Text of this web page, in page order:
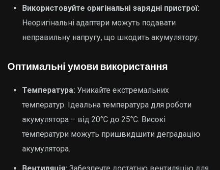
Використовуйте оригінальні зарядні пристрої:
Неоригінальні адаптери можуть подавати
неправильну напругу, що шкодить акумулятору.
Оптимальні умови використання
Температура: Уникайте екстремальних
температур. Ідеальна температура для роботи
акумулятора – від 20°C до 25°C. Високі
температури можуть пришвидшити деградацію
акумулятора.